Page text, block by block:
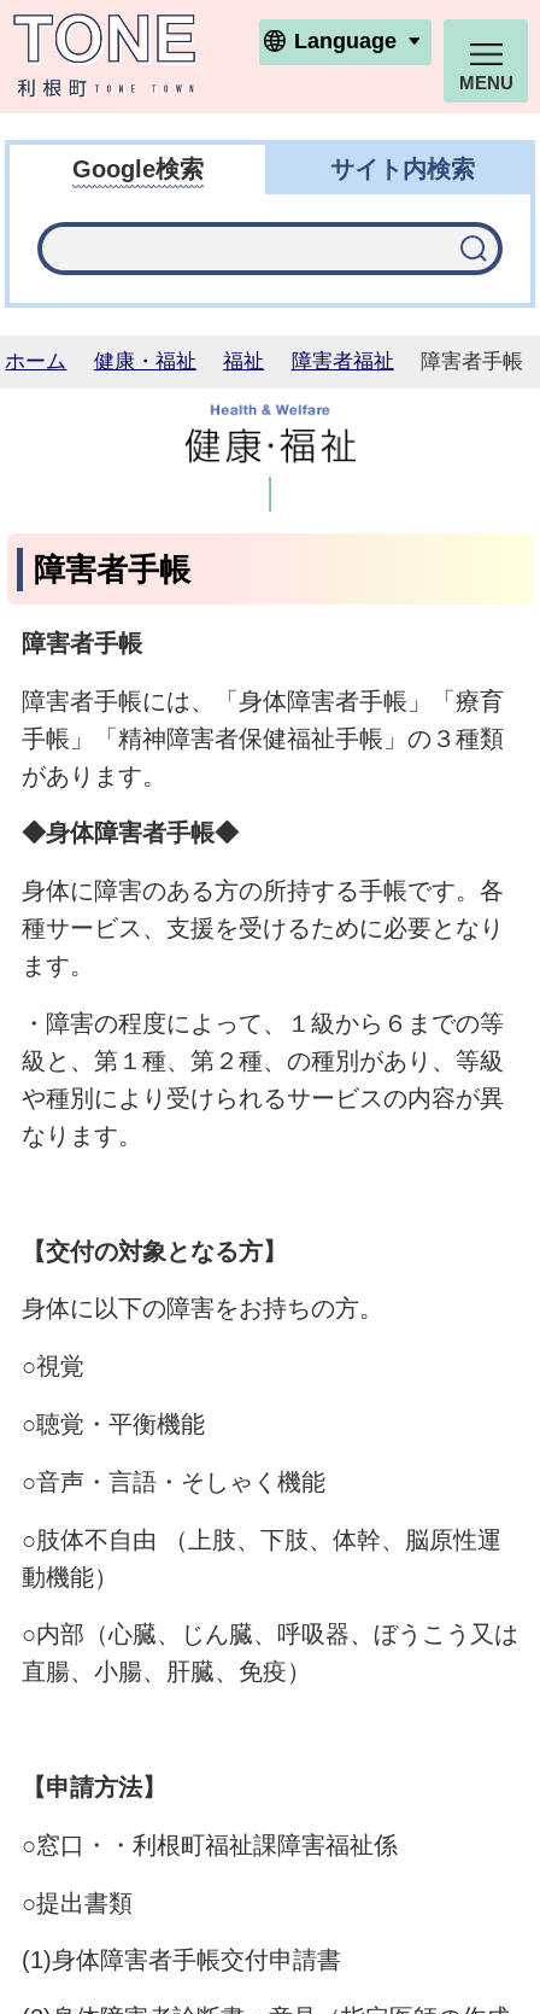
利根町ホームページ
Language
MENU
Google検索 サイト内検索
ホーム 健康・福祉 福祉 障害者福祉 障害者手帳
障害者手帳
障害者手帳
障害者手帳には、「身体障害者手帳」「療育
手帳」「精神障害者保健福祉手帳」の３種類
があります。
◆身体障害者手帳◆
身体に障害のある方の所持する手帳です。各
種サービス、支援を受けるために必要となり
ます。
・障害の程度によって、１級から６までの等
級と、第１種、第２種、の種別があり、等級
や種別により受けられるサービスの内容が異
なります。
【交付の対象となる方】
身体に以下の障害をお持ちの方。
○視覚
○聴覚・平衡機能
○音声・言語・そしゃく機能
○肢体不自由 （上肢、下肢、体幹、脳原性運
動機能）
○内部（心臓、じん臓、呼吸器、ぼうこう又は
直腸、小腸、肝臓、免疫）
【申請方法】
○窓口・・利根町福祉課障害福祉係
○提出書類
(1)身体障害者手帳交付申請書